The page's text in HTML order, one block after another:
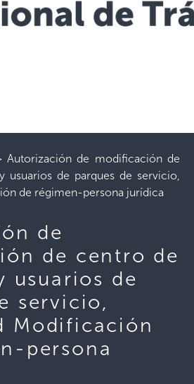
Autorización de modificación de
usuarios de parques de servicio,
de régimen-persona jurídica
de
de centro de
usuarios de
servicio,
Modificación
persona